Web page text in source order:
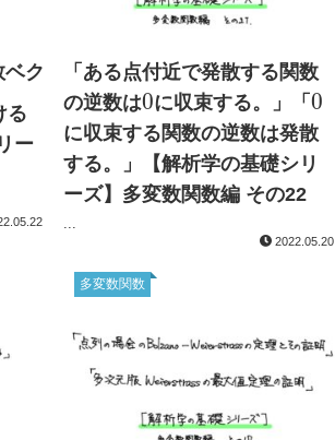
ベク
る
ー
「ある点付近で発散する関数
の逆数は0
0に収束する。」「 0
0
に収束する関数の逆数は発散
する。」【解析学の基礎シリ
ーズ】多変数関数編 その22
2022.05.20
多変数関数